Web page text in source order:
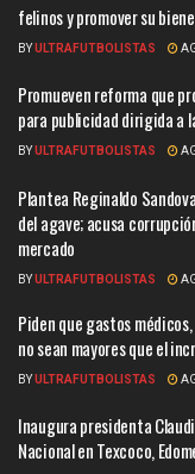
felinos y promover su
BYULTRAFUTBOLISTAS
Promueven reforma que
para publicidad dirigida a
BYULTRAFUTBOLISTAS
Plantea Reginaldo
del agave; acusa
mercado
BYULTRAFUTBOLISTAS
Piden que gastos
no sean mayores que el
BYULTRAFUTBOLISTAS
Inaugura presidenta
Nacional en Texcoco,